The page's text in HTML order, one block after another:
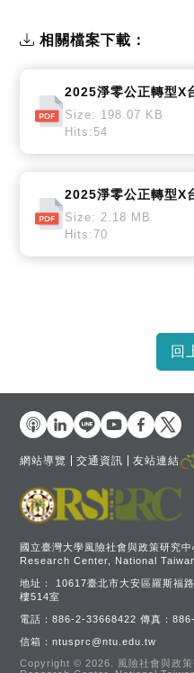
相關檔案下載：
Size: 198.07 KB
Hits:54
Size: 2.18 MB
Hits:70
國立臺灣大學風險社會與政策研究
Research Center, National
地址： 10617臺北市大安區羅斯福
樓514室
電話：886-2-33668422 傳真：
信箱：ntusprc@ntu.edu.tw
Copyright © 2026.
風險社會與政
網站導覽 交通資訊 友站連結